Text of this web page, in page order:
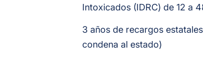
Intoxicados (IDRC) de 12 a
3 años de recargos
condena al estado)